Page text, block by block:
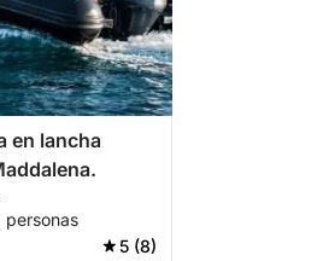
en lancha
personas
5 (8)